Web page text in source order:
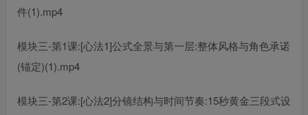
件(1).mp4
模块三-第1课:[心法1]公式全景与第一层:整体风格与角色承诺
(锚定)(1).mp4
模块三-第2课:[心法2]分镜结构与时间节奏:15秒黄金三段式设